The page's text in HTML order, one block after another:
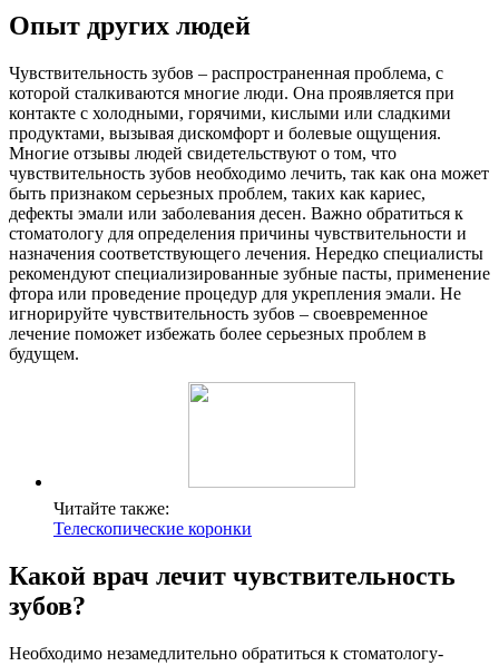
Опыт других людей
Чувствительность зубов – распространенная проблема, с
которой сталкиваются многие люди. Она проявляется при
контакте с холодными, горячими, кислыми или сладкими
продуктами, вызывая дискомфорт и болевые ощущения.
Многие отзывы людей свидетельствуют о том, что
чувствительность зубов необходимо лечить, так как она может
быть признаком серьезных проблем, таких как кариес,
дефекты эмали или заболевания десен. Важно обратиться к
стоматологу для определения причины чувствительности и
назначения соответствующего лечения. Нередко специалисты
рекомендуют специализированные зубные пасты, применение
фтора или проведение процедур для укрепления эмали. Не
игнорируйте чувствительность зубов – своевременное
лечение поможет избежать более серьезных проблем в
будущем.
Читайте также:
Телескопические коронки
Какой врач лечит чувствительность
зубов?
Необходимо незамедлительно обратиться к стоматологу-